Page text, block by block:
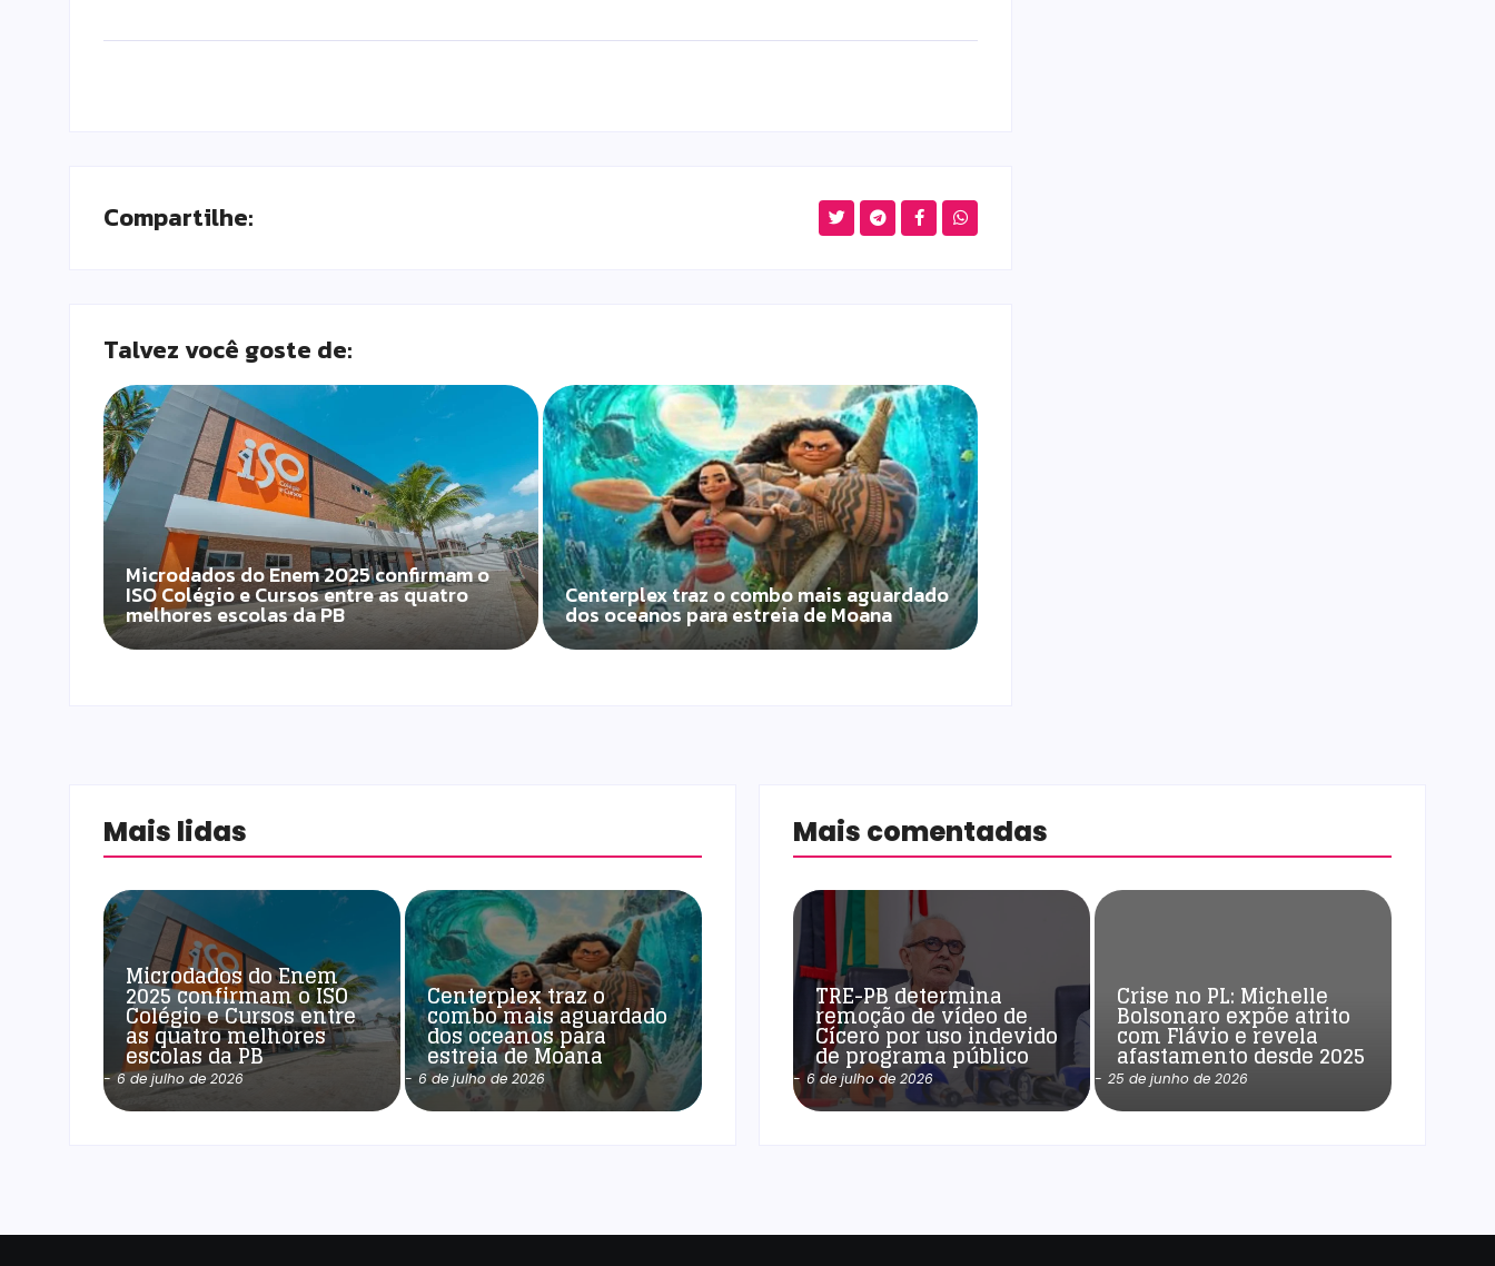
Compartilhe:
Talvez você goste de:
Microdados do Enem 2025 confirmam o
ISO Colégio e Cursos entre as quatro
melhores escolas da PB
Centerplex traz o combo mais aguardado
dos oceanos para estreia de Moana
Mais lidas
Microdados do Enem
2025 confirmam o ISO
Colégio e Cursos entre
as quatro melhores
escolas da PB
- 6 de julho de 2026
Centerplex traz o
combo mais aguardado
dos oceanos para
estreia de Moana
- 6 de julho de 2026
Mais comentadas
TRE-PB determina
remoção de vídeo de
Cícero por uso indevido
de programa público
- 6 de julho de 2026
Crise no PL: Michelle
Bolsonaro expõe atrito
com Flávio e revela
afastamento desde 2025
- 25 de junho de 2026